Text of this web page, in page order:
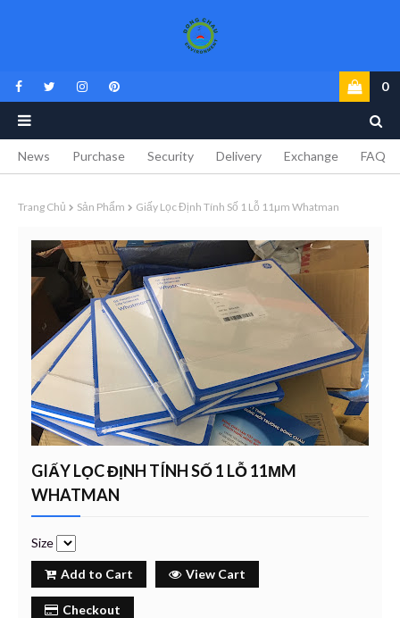
0
News Purchase Security Delivery Exchange FAQ
Trang Chủ Sản Phẩm Giấy Lọc Định Tính Số 1 Lỗ 11µm Whatman
GIẤY LỌC ĐỊNH TÍNH SỐ 1 LỖ 11ΜM
WHATMAN
Size
Add to Cart View Cart
Checkout